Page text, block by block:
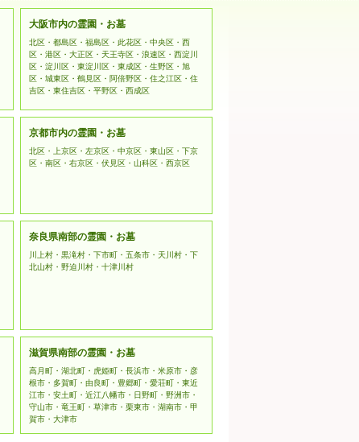
大阪市内の霊園・お墓
北区・都島区・福島区・此花区・中央区・西
区・港区・大正区・天王寺区・浪速区・西淀川
区・淀川区・東淀川区・東成区・生野区・旭
区・城東区・鶴見区・阿倍野区・住之江区・住
吉区・東住吉区・平野区・西成区
京都市内の霊園・お墓
北区・上京区・左京区・中京区・東山区・下京
区・南区・右京区・伏見区・山科区・西京区
奈良県南部の霊園・お墓
川上村・黒滝村・下市町・五条市・天川村・下
北山村・野迫川村・十津川村
滋賀県南部の霊園・お墓
高月町・湖北町・虎姫町・長浜市・米原市・彦
根市・多賀町・由良町・豊郷町・愛荘町・東近
江市・安土町・近江八幡市・日野町・野洲市・
守山市・竜王町・草津市・栗東市・湖南市・甲
賀市・大津市